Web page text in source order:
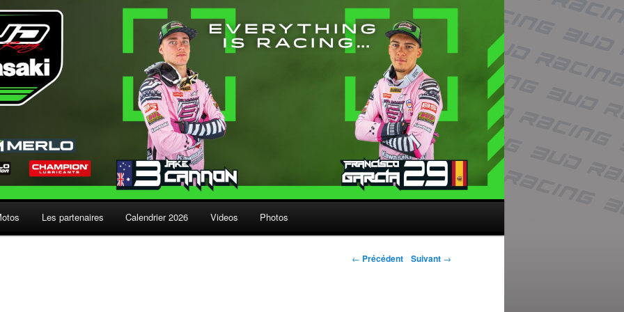
Les partenaires Calendrier 2026 Videos Photos
Navigation des
← Précédent Suivant →